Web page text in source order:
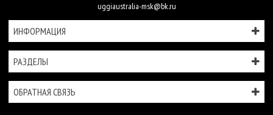
uggiaustralia-msk@bk.ru
ИНФОРМАЦИЯ
РАЗДЕЛЫ
ОБРАТНАЯ СВЯЗЬ